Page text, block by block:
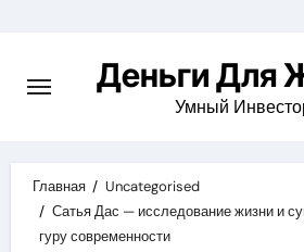
содержимомуДеньги Для
Умный
Главная
Uncategorised
Сатья Дас — исследование жизни и
гуру современности